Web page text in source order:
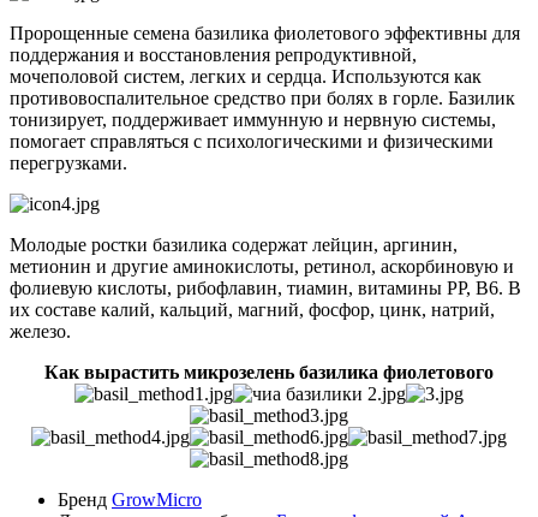
Пророщенные семена базилика фиолетового эффективны для
поддержания и восстановления репродуктивной,
мочеполовой систем, легких и сердца. Используются как
противовоспалительное средство при болях в горле. Базилик
тонизирует, поддерживает иммунную и нервную системы,
помогает справляться с психологическими и физическими
перегрузками.
Молодые ростки базилика содержат лейцин, аргинин,
метионин и другие аминокислоты, ретинол, аскорбиновую и
фолиевую кислоты, рибофлавин, тиамин, витамины РР, В6. В
их составе калий, кальций, магний, фосфор, цинк, натрий,
железо.
Как вырастить микрозелень базилика фиолетового
Бренд GrowMicro